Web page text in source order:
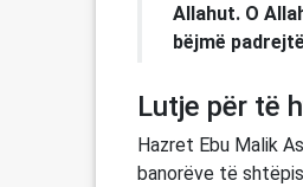
Allahut. O
bëjmë
Lutje për të
Hazret Ebu Malik
banorëve të